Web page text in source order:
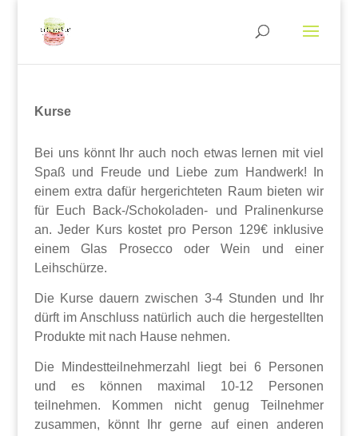
Kurse
Bei uns könnt Ihr auch noch etwas lernen mit viel
Spaß und Freude und Liebe zum Handwerk! In
einem extra dafür hergerichteten Raum bieten wir
für Euch Back-/Schokoladen- und Pralinenkurse
an. Jeder Kurs kostet pro Person 129€ inklusive
einem Glas Prosecco oder Wein und einer
Leihschürze.
Die Kurse dauern zwischen 3-4 Stunden und Ihr
dürft im Anschluss natürlich auch die hergestellten
Produkte mit nach Hause nehmen.
Die Mindestteilnehmerzahl liegt bei 6 Personen
und es können maximal 10-12 Personen
teilnehmen. Kommen nicht genug Teilnehmer
zusammen, könnt Ihr gerne auf einen anderen